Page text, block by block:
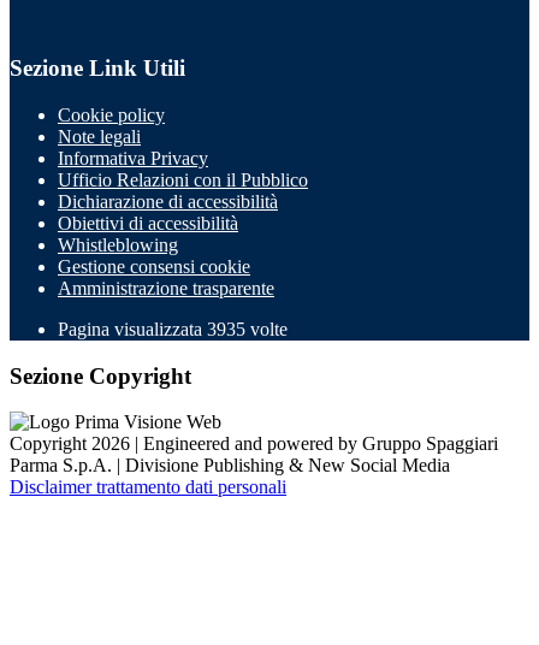
Sezione Link Utili
Cookie policy
Note legali
Informativa Privacy
Ufficio Relazioni con il Pubblico
Dichiarazione di accessibilità
Obiettivi di accessibilità
Whistleblowing
Gestione consensi cookie
Amministrazione trasparente
Pagina visualizzata 3935 volte
Sezione Copyright
Copyright 2026 | Engineered and powered by Gruppo Spaggiari
Parma S.p.A. | Divisione Publishing & New Social Media
Disclaimer trattamento dati personali